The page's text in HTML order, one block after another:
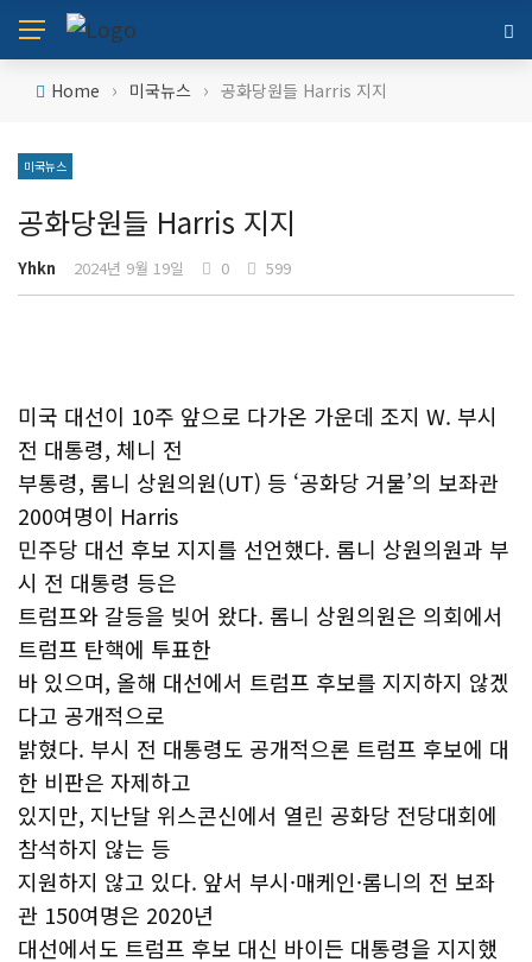
Home › 미국뉴스 › 공화당원들 Harris 지지
미국뉴스
공화당원들 Harris 지지
Yhkn 2024년 9월 19일 0 599
미국 대선이 10주 앞으로 다가온 가운데 조지 W. 부시
전 대통령, 체니 전
부통령, 롬니 상원의원(UT) 등 ‘공화당 거물’의 보좌관
200여명이 Harris
민주당 대선 후보 지지를 선언했다. 롬니 상원의원과 부
시 전 대통령 등은
트럼프와 갈등을 빚어 왔다. 롬니 상원의원은 의회에서
트럼프 탄핵에 투표한
바 있으며, 올해 대선에서 트럼프 후보를 지지하지 않겠
다고 공개적으로
밝혔다. 부시 전 대통령도 공개적으론 트럼프 후보에 대
한 비판은 자제하고
있지만, 지난달 위스콘신에서 열린 공화당 전당대회에
참석하지 않는 등
지원하지 않고 있다. 앞서 부시·매케인·롬니의 전 보좌
관 150여명은 2020년
대선에서도 트럼프 후보 대신 바이든 대통령을 지지했